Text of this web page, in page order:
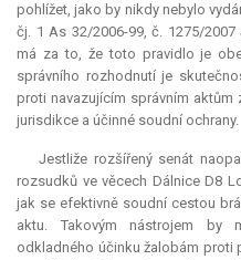
pohlížet, jako by nikdy nebylo
čj. 1 As 32/2006-99, č. 1275/
má za to, že toto pravidlo je
správního rozhodnutí je
proti navazujícím správním
jurisdikce a účinné soudní ochrany.
Jestliže rozšířený senát
rozsudků ve věcech Dálnice D8
jak se efektivně soudní cestou
aktu. Takovým nástrojem by
odkladného účinku žalobám proti